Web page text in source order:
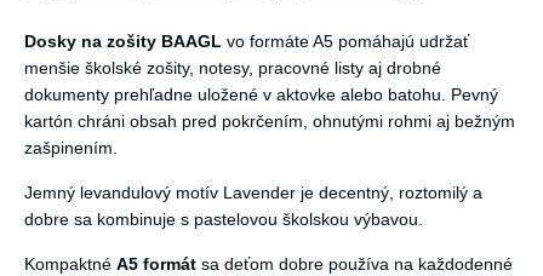
Dosky na zošity BAAGL vo formáte A5 pomáhajú udržať
menšie školské zošity, notesy, pracovné listy aj drobné
dokumenty prehľadne uložené v aktovke alebo batohu. Pevný
kartón chráni obsah pred pokrčením, ohnutými rohmi aj bežným
zašpinením.
Jemný levandulový motív Lavender je decentný, roztomilý a
dobre sa kombinuje s pastelovou školskou výbavou.
Kompaktné A5 formát sa deťom dobre používa na každodenné